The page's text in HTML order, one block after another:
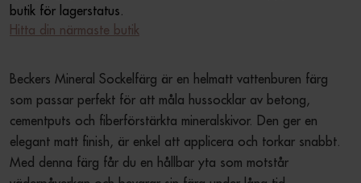
butik för lagerstatus.
Hitta din närmaste butik
Beckers Mineral Sockelfärg är en helmatt vattenburen färg
som passar perfekt för att måla hussocklar av betong,
cementputs och fiberförstärkta mineralskivor. Den ger en
elegant matt finish, är enkel att applicera och torkar snabbt.
Med denna färg får du en hållbar yta som motstår